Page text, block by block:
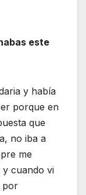
este
y había
porque en
que
no iba a
me
y cuando vi
por